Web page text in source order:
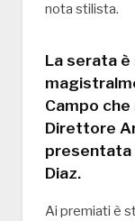
nota stilista.
La serata
Campo
Direttore
presentata
Diaz.
Ai premiati è